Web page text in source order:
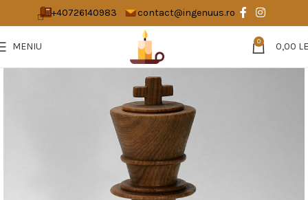
+40726140983 contact@ingenuus.ro
MENIU 0 0,00